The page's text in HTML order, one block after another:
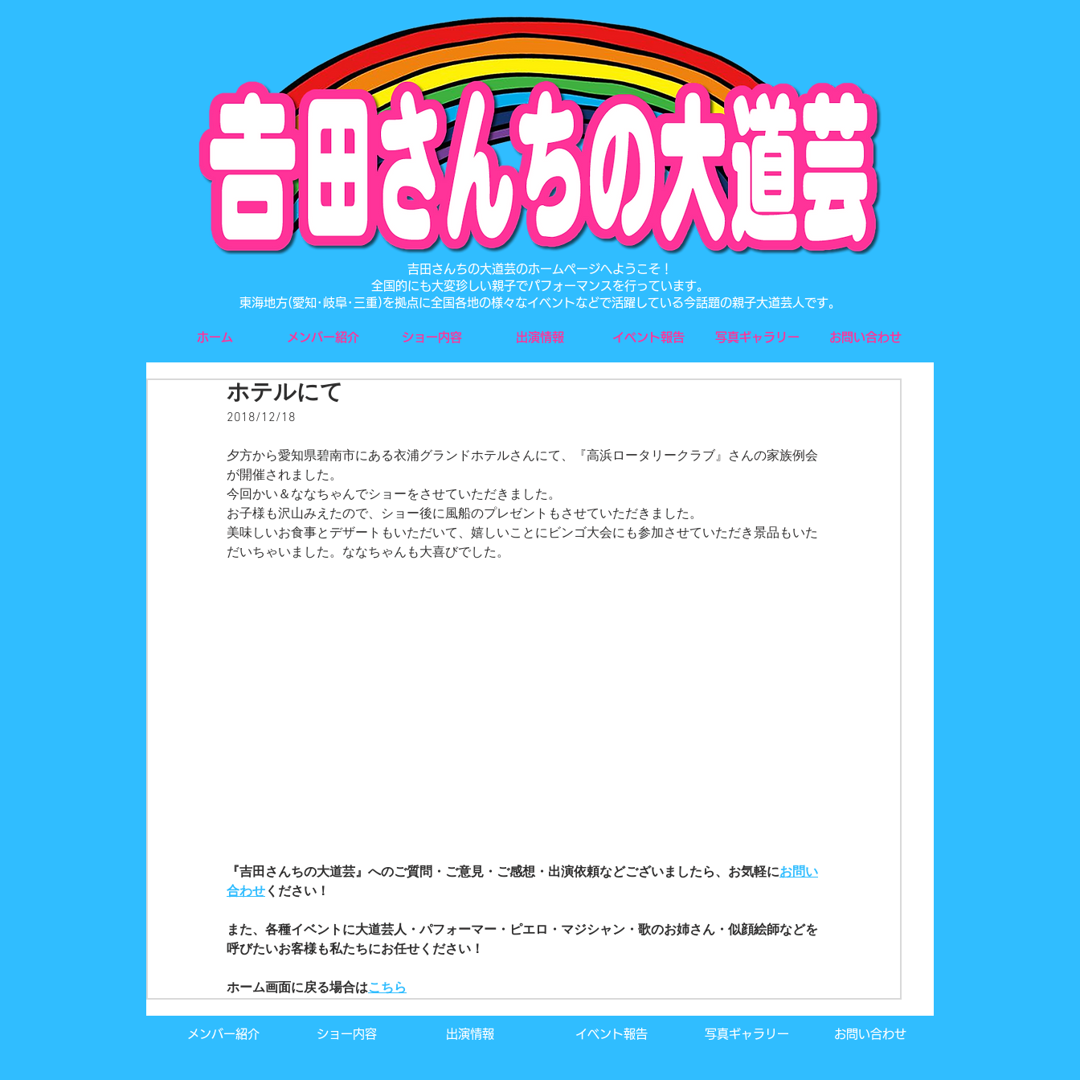
​吉田さんちの大道芸のホームページへようこそ！
全国的にも大変珍しい親子でパフォーマンスを行っています。
東海地方(愛知･岐阜･三重)を拠点に全国各地の様々なイベントなどで活躍している今話題の親子大道芸人です。
ホーム メンバー紹介 ショー内容 出演情報 イベント報告 写真ギャラリー お問い合わせ
ホテルにて
2018/12/18
夕方から愛知県碧南市にある衣浦グランドホテルさんにて、『高浜ロータリークラブ』さんの家族例会
が開催されました。
今回かい＆ななちゃんでショーをさせていただきました。
お子様も沢山みえたので、ショー後に風船のプレゼントもさせていただきました。
美味しいお食事とデザートもいただいて、嬉しいことにビンゴ大会にも参加させていただき景品もいた
だいちゃいました。ななちゃんも大喜びでした。
『吉田さんちの大道芸』へのご質問・ご意見・ご感想・出演依頼などございましたら、お気軽にお問い
合わせ ください！
また、各種イベントに大道芸人・パフォーマー・ピエロ・マジシャン・歌のお姉さん・似顔絵師などを
呼びたいお客様も私たちにお任せください！
ホーム画面に戻る場合はこちら
メンバー紹介 ショー内容 出演情報 イベント報告 写真ギャラリー お問い合わせ